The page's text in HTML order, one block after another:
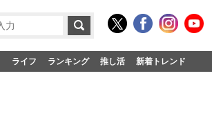
ライフ ランキング 推し活 新着トレンド